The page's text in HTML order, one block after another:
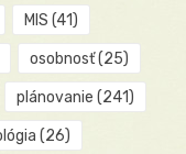
MIS (41)
osobnosť(25)
plánovanie (241)
(26)